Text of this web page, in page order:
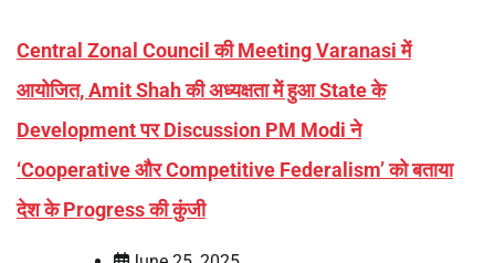
Central Zonal Council की Meeting Varanasi में
आयोजित, Amit Shah की अध्यक्षता में हुआ State के
Development पर Discussion PM Modi ने
‘Cooperative और Competitive Federalism’ को बताया
देश के Progress की कुंजी